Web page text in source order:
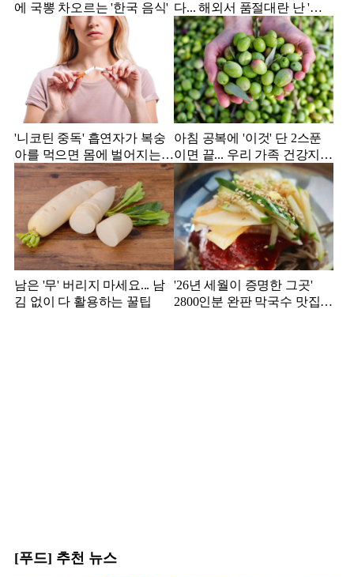
에 국뽕 차오르는 '한국 음식' 다... 해외서 품절대란 난 '한
국 과자'
'니코틴 중독' 흡연자가 복숭
아를 먹으면 몸에 벌어지는
일
아침 공복에 '이것' 단 2스푼
이면 끝... 우리 가족 건강지킴
이는?
남은 '무' 버리지 마세요... 남
김 없이 다 활용하는 꿀팁
'26년 세월이 증명한 그곳'
2800인분 완판 막국수 맛집
[푸드] 추천 뉴스